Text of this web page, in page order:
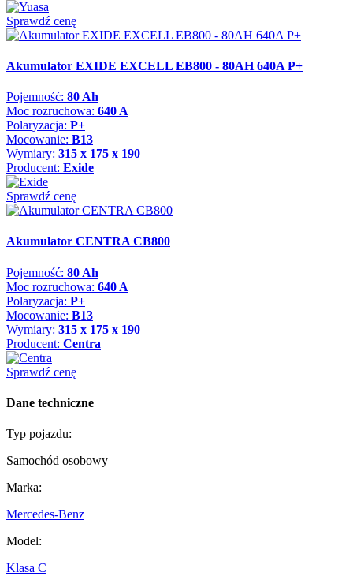
Sprawdź cenę
Akumulator EXIDE EXCELL EB800 - 80AH 640A P+
Pojemność: 80 Ah
Moc rozruchowa: 640 A
Polaryzacja: P+
Mocowanie: B13
Wymiary: 315 x 175 x 190
Producent: Exide
Sprawdź cenę
Akumulator CENTRA CB800
Pojemność: 80 Ah
Moc rozruchowa: 640 A
Polaryzacja: P+
Mocowanie: B13
Wymiary: 315 x 175 x 190
Producent: Centra
Sprawdź cenę
Dane techniczne
Typ pojazdu:
Samochód osobowy
Marka:
Mercedes-Benz
Model:
Klasa C